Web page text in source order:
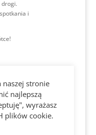
drogi.
i
stronie
najlepszą
wyrażasz
plików cookie.